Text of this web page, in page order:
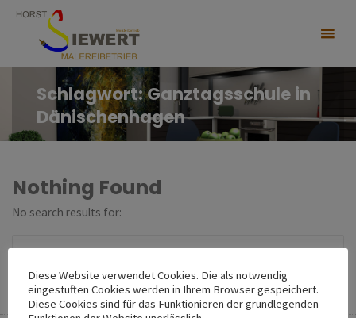
Skip
Schlagwort:Ganztagsschule in
Dänischenhagen
Nothing Found
No search results for:
Diese Website verwendet Cookies. Die als notwendig
eingestuften Cookies werden in Ihrem Browser gespeichert.
Diese Cookies sind für das Funktionieren der grundlegenden